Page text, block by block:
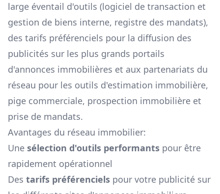
large éventail d'outils (logiciel de transaction et
gestion de biens interne, registre des mandats),
des tarifs préférenciels pour la diffusion des
publicités sur les plus grands portails
d'annonces immobilières et aux partenariats du
réseau pour les outils d'estimation immobilière,
pige commerciale, prospection immobilière et
prise de mandats.
Avantages du réseau immobilier:
Une sélection d'outils performants pour être
rapidement opérationnel
Des tarifs préférenciels pour votre publicité sur